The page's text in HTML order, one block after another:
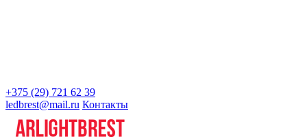
+375 (29) 721 62 39
ledbrest@mail.ru Контакты